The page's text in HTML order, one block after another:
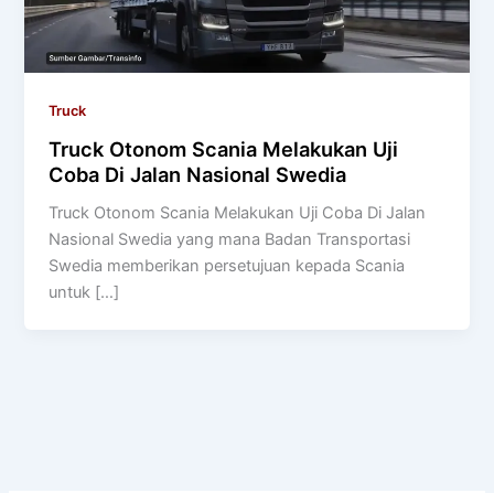
Truck
Truck Otonom Scania Melakukan Uji
Coba Di Jalan Nasional Swedia
Truck Otonom Scania Melakukan Uji Coba Di Jalan
Nasional Swedia yang mana Badan Transportasi
Swedia memberikan persetujuan kepada Scania
untuk […]